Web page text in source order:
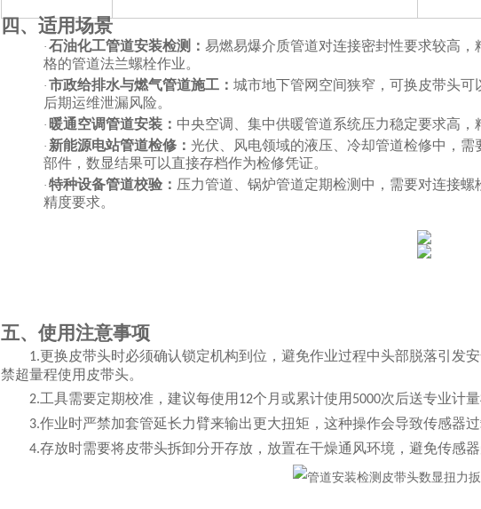
四、适用场景
· 石油化工管道安装检测： 易燃易爆介质管道对连接密封性要求较高
格的管道法兰螺栓作业。
· 市政给排水与燃气管道施工： 城市地下管网空间狭窄，可换皮带头
后期运维泄漏风险。
· 暖通空调管道安装： 中央空调、集中供暖管道系统压力稳定要求高，
· 新能源电站管道检修： 光伏、风电领域的液压、冷却管道检修中，
部件，数显结果可以直接存档作为检修凭证。
· 特种设备管道校验： 压力管道、锅炉管道定期检测中，需要对连接
精度要求。
五、使用注意事项
1.更换皮带头时必须确认锁定机构到位，避免作业过程中头部脱落引发
禁超量程使用皮带头。
2.工具需要定期校准，建议每使用 12个月或累计使用 5000次后送专业计
3.作业时严禁加套管延长力臂来输出更大扭矩，这种操作会导致传感器过
4.存放时需要将皮带头拆卸分开存放，放置在干燥通风环境，避免传感